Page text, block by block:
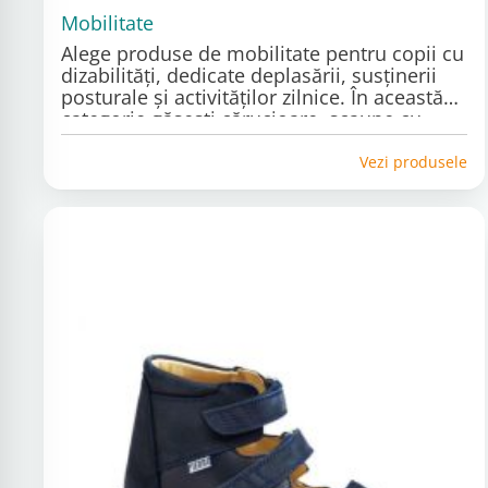
Mobilitate
Alege produse de mobilitate pentru copii cu
dizabilități, dedicate deplasării, susținerii
posturale și activităților zilnice. În această
categorie găsești cărucioare, scaune cu
rotile, cadre de mers, triciclete, cârje,
bastoane și accesorii compatibile. Echipa
Adapt.ro te poate ajuta să alegi soluția
Vezi produsele